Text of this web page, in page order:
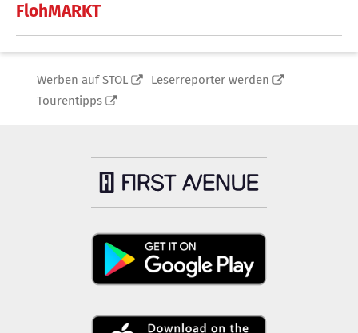
FlohMARKT
Werben auf STOL
Leserreporter werden
Tourentipps